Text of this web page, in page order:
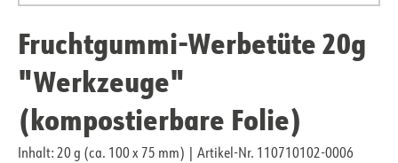
Fruchtgummi-Werbetüte 20g
"Werkzeuge"
(kompostierbare Folie)
Inhalt: 20 g (ca. 100 x 75 mm) Artikel-Nr. 110710102-0006